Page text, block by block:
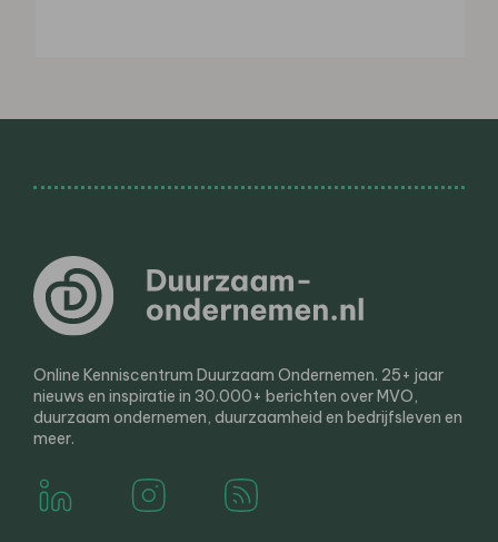
Online Kenniscentrum Duurzaam Ondernemen. 25+ jaar
nieuws en inspiratie in 30.000+ berichten over MVO,
duurzaam ondernemen, duurzaamheid en bedrijfsleven en
meer.